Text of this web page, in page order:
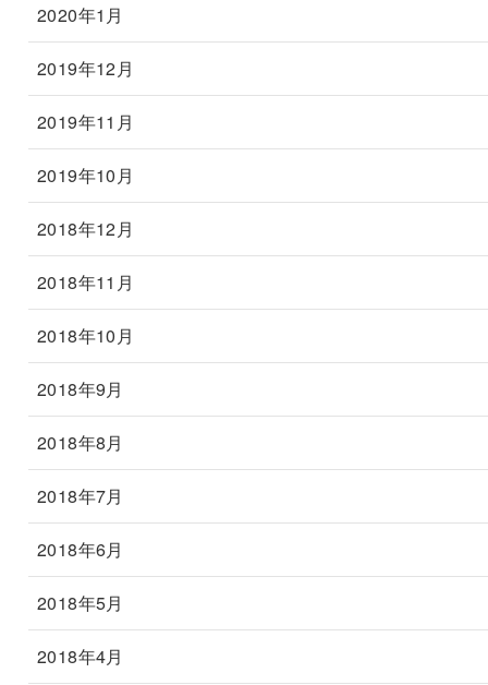
2020年1月
2019年12月
2019年11月
2019年10月
2018年12月
2018年11月
2018年10月
2018年9月
2018年8月
2018年7月
2018年6月
2018年5月
2018年4月